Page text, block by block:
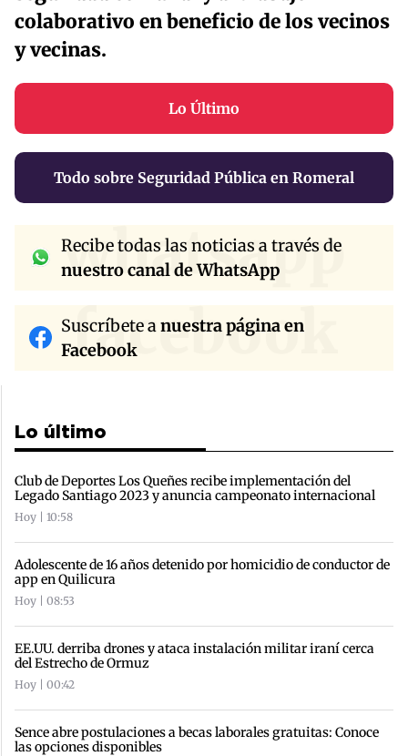
colaborativo en beneficio de los vecinos
y vecinas.
Lo Último
Todo sobre Seguridad Pública en Romeral
whatsapp
Recibe todas las noticias a través de
nuestro canal de WhatsApp
facebook
Suscríbete a nuestra página en
Facebook
Lo último
Club de Deportes Los Queñes recibe implementación del
Legado Santiago 2023 y anuncia campeonato internacional
Hoy | 10:58
Adolescente de 16 años detenido por homicidio de conductor de
app en Quilicura
Hoy | 08:53
EE.UU. derriba drones y ataca instalación militar iraní cerca
del Estrecho de Ormuz
Hoy | 00:42
Sence abre postulaciones a becas laborales gratuitas: Conoce
las opciones disponibles